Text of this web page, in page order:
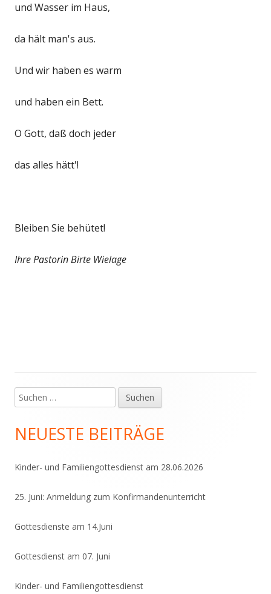
und Wasser im Haus,
da hält man's aus.
Und wir haben es warm
und haben ein Bett.
O Gott, daß doch jeder
das alles hätt'!
Bleiben Sie behütet!
Ihre Pastorin Birte Wielage
Haupt-
Seitenleiste
Suchen
nach:
NEUESTE BEITRÄGE
Kinder- und Familiengottesdienst am 28.06.2026
25. Juni: Anmeldung zum Konfirmandenunterricht
Gottesdienste am 14.Juni
Gottesdienst am 07. Juni
Kinder- und Familiengottesdienst